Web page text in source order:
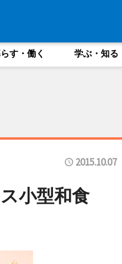
す・働く 学ぶ・知る
2015.10.07
小型和食